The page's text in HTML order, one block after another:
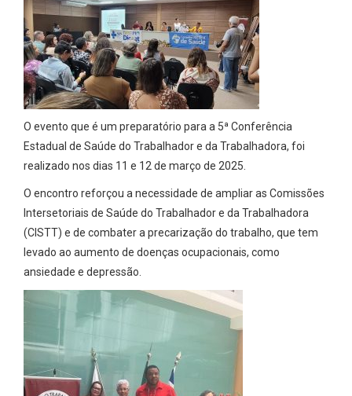
O evento que é um preparatório para a 5ª Conferência
Estadual de Saúde do Trabalhador e da Trabalhadora, foi
realizado nos dias 11 e 12 de março de 2025.
O encontro reforçou a necessidade de ampliar as Comissões
Intersetoriais de Saúde do Trabalhador e da Trabalhadora
(CISTT) e de combater a precarização do trabalho, que tem
levado ao aumento de doenças ocupacionais, como
ansiedade e depressão.